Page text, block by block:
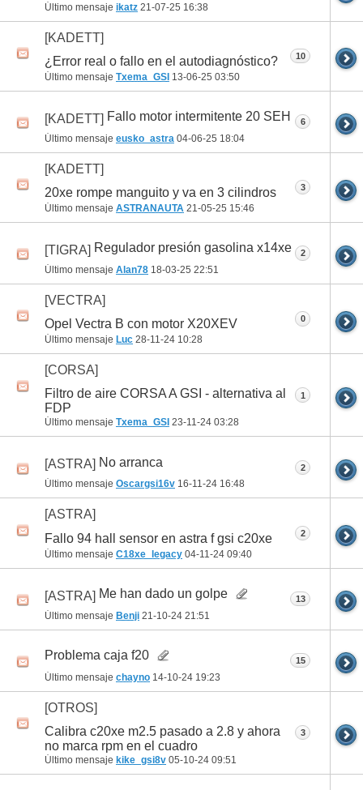
Último mensaje ikatz 21-07-25 16:38
[KADETT]
¿Error real o fallo en el autodiagnóstico?
Último mensaje Txema_GSI 13-06-25 03:50
10
[KADETT] Fallo motor intermitente 20 SEH
Último mensaje eusko_astra 04-06-25 18:04
6
[KADETT]
20xe rompe manguito y va en 3 cilindros
Último mensaje ASTRANAUTA 21-05-25 15:46
3
[TIGRA] Regulador presión gasolina x14xe
Último mensaje Alan78 18-03-25 22:51
2
[VECTRA]
Opel Vectra B con motor X20XEV
Último mensaje Luc 28-11-24 10:28
0
[CORSA]
Filtro de aire CORSA A GSI - alternativa al
FDP
Último mensaje Txema_GSI 23-11-24 03:28
1
[ASTRA] No arranca
Último mensaje Oscargsi16v 16-11-24 16:48
2
[ASTRA]
Fallo 94 hall sensor en astra f gsi c20xe
Último mensaje C18xe_legacy 04-11-24 09:40
2
[ASTRA] Me han dado un golpe
Último mensaje Benji 21-10-24 21:51
13
Problema caja f20
Último mensaje chayno 14-10-24 19:23
15
[OTROS]
Calibra c20xe m2.5 pasado a 2.8 y ahora
no marca rpm en el cuadro
Último mensaje kike_gsi8v 05-10-24 09:51
3